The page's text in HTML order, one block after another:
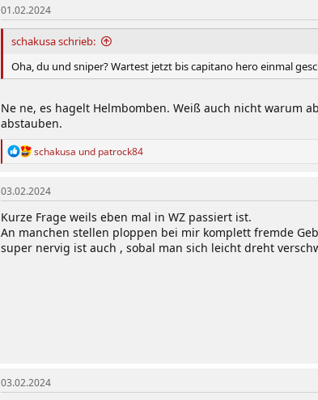
k
t
i
o
e
01.02.2024
schakusa schrieb:
Oha, du und sniper? Wartest jetzt bis capitano hero einmal
Ne ne, es hagelt Helmbomben. Weiß auch nicht warum
abstauben.
R
k
t
o
n
e
schakusa und patrock84
03.02.2024
Kurze Frage weils eben mal in WZ passiert ist.
An manchen stellen ploppen bei mir komplett fremde
super nervig ist auch , sobal man sich leicht dreht
03.02.2024